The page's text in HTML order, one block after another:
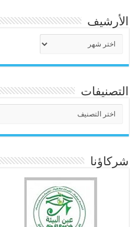
الأرشيف
التصنيفات
شركاؤنا